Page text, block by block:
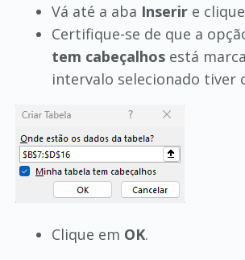
Vá até a aba Inserire
Certifique-se de que a
tem cabeçalhosestá
intervalo selecionado tiver
Clique em OK.